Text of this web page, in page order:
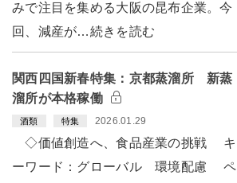
みで注目を集める大阪の昆布企業。今
回、減産が…続きを読む
関西四国新春特集：京都蒸溜所 新蒸
溜所が本格稼働
酒類 特集 2026.01.29
◇価値創造へ、食品産業の挑戦 キ
ーワード：グローバル 環境配慮 ペ